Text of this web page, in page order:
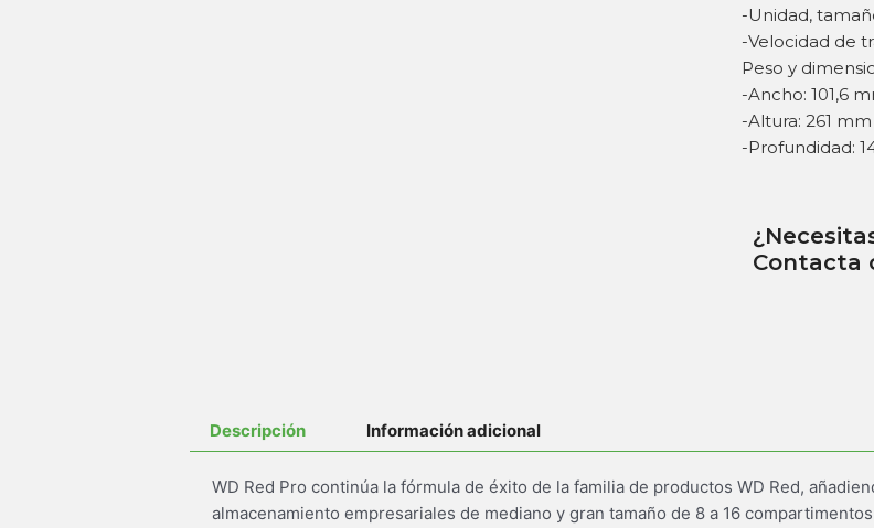
-Unidad,
-Velocidad de
Peso y
-Ancho: 101,6
-Altura: 261 mm
-Profundidad:
Contacta
Descripción Información adicional
WD Red Pro continúa la fórmula de éxito de la familia de productos WD Red,
almacenamiento empresariales de mediano y gran tamaño de 8 a 16